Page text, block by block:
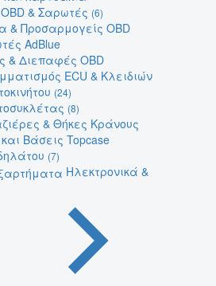
& Σαρωτές (6)
& Προσαρμογείς OBD
AdBlue
& Διεπαφές OBD
ECU & Κλειδιών
(24)
(8)
& Θήκες Κράνους
Βάσεις Topcase
(7)
Ηλεκτρονικά &